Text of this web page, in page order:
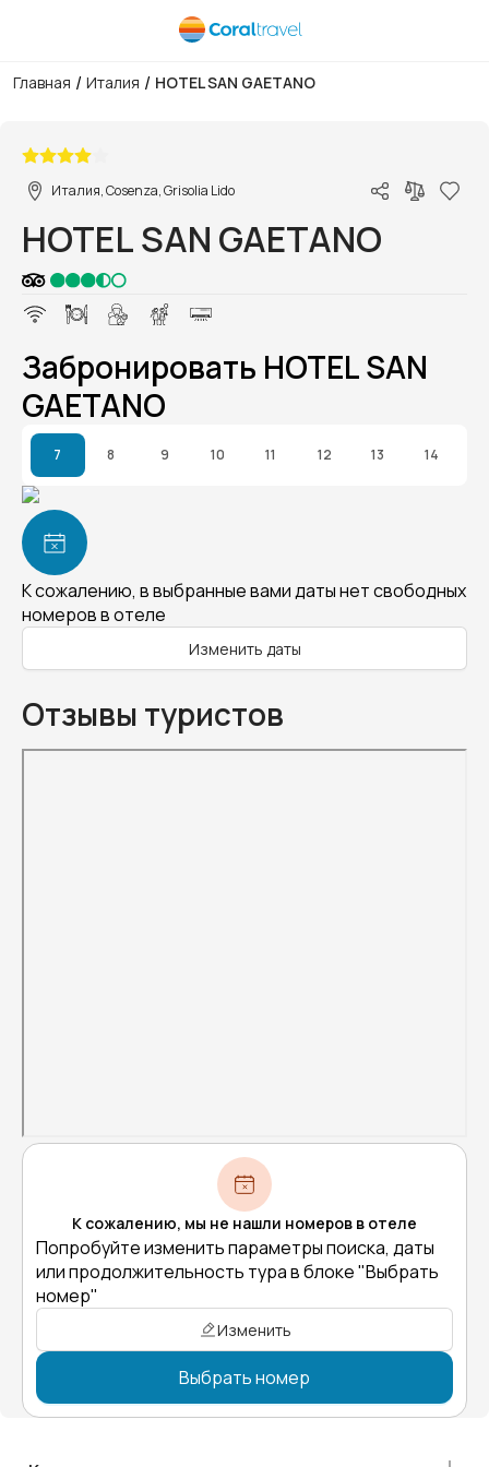
Главная / Италия / HOTEL SAN GAETANO
Италия, Cosenza, Grisolia Lido
HOTEL SAN GAETANO
Забронировать HOTEL SAN
GAETANO
7 8 9 10 11 12 13 14
К сожалению, в выбранные вами даты нет свободных
номеров в отеле
Изменить даты
Отзывы туристов
К сожалению, мы не нашли номеров в отеле
Попробуйте изменить параметры поиска, даты
или продолжительность тура в блоке "Выбрать
номер"
Изменить
Выбрать номер